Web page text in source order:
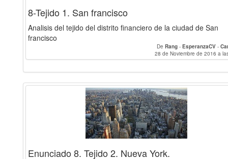
8-Tejido 1. San francisco
Analisis del tejido del distrito financiero de la ciudad de San
francisco
De Rang - EsperanzaCV -
28 de Noviembre de 2016 a
Enunciado 8. Tejido 2. Nueva York.